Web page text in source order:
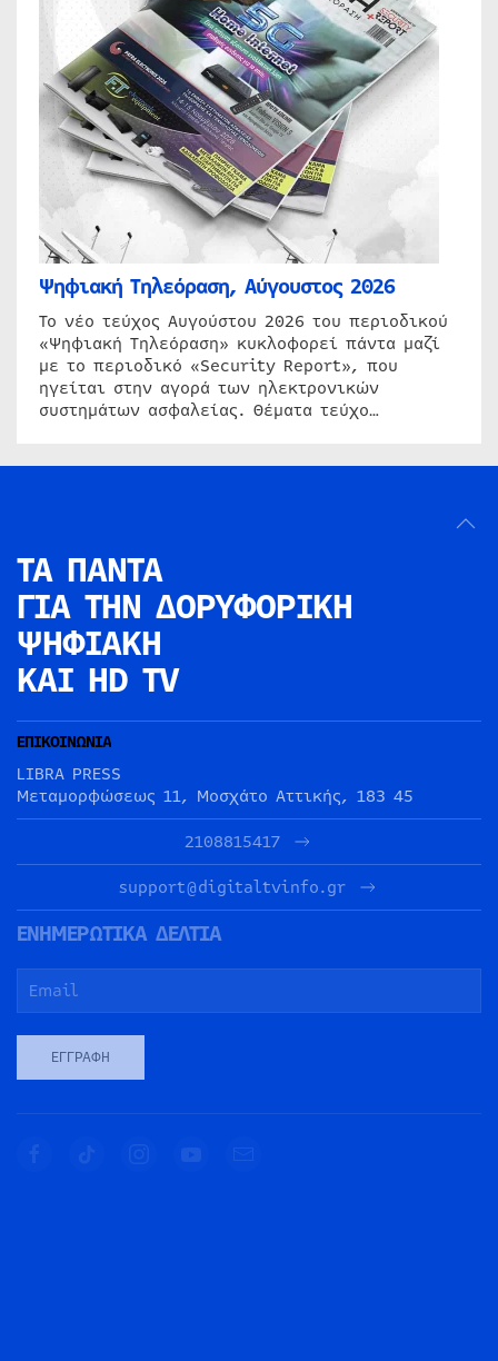
Ψηφιακή Τηλεόραση, Αύγουστος 2026
Το νέο τεύχος Αυγούστου 2026 του περιοδικού
«Ψηφιακή Τηλεόραση» κυκλοφορεί πάντα μαζί
με το περιοδικό «Security Report», που
ηγείται στην αγορά των ηλεκτρονικών
συστημάτων ασφαλείας. Θέματα τεύχο…
ΤΑ ΠΑΝΤΑ
ΓΙΑ ΤΗΝ ΔΟΡΥΦΟΡΙΚΗ
ΨΗΦΙΑΚΗ
ΚΑΙ HD TV
ΕΠΙΚΟΙΝΩΝΙΑ
LIBRA PRESS
Μεταμορφώσεως 11, Μοσχάτο Αττικής, 183 45
2108815417
support@digitaltvinfo.gr
ΕΝΗΜΕΡΩΤΙΚΑ ΔΕΛΤΙΑ
ΕΓΓΡΑΦΉ